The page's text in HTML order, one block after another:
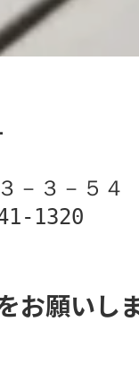
－３－５４
お願いしま